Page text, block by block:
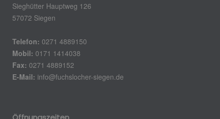
Sieghütter Hauptweg 126
57072 Siegen
Telefon: 0271 4889150
Mobil: 0171 1414038
Fax: 0271 4889152
E-Mail: info@fuchslocher-siegen.de